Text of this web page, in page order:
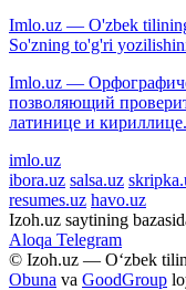
Imlo.uz — O'zbek
So'zning to'g'ri
Imlo.uz —
позволяющий
латинице и
imlo.uz
ibora.uz salsa.uz
resumes.uz havo.uz
Izoh.uz saytining
Aloqa Telegram
© Izoh.uz — O‘zbek
Obuna va GoodGroup